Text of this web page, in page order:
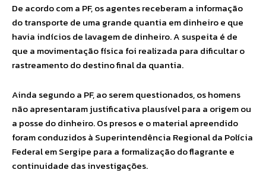
De acordo com a PF, os agentes receberam a informação
do transporte de uma grande quantia em dinheiro e que
havia indícios de lavagem de dinheiro. A suspeita é de
que a movimentação física foi realizada para dificultar o
rastreamento do destino final da quantia.
Ainda segundo a PF, ao serem questionados, os homens
não apresentaram justificativa plausível para a origem ou
a posse do dinheiro. Os presos e o material apreendido
foram conduzidos à Superintendência Regional da Polícia
Federal em Sergipe para a formalização do flagrante e
continuidade das investigações.